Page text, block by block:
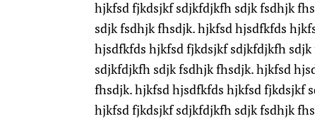
hjkfsd fjkdsjkf sdjkfdjkfh sdjk fsdhjk
sdjk fsdhjk fhsdjk. hjkfsd hjsdfkfds
hjsdfkfds hjkfsd fjkdsjkf sdjkfdjkfh
sdjkfdjkfh sdjk fsdhjk fhsdjk. hjkfsd
fhsdjk. hjkfsd hjsdfkfds hjkfsd fjkdsjkf
hjkfsd fjkdsjkf sdjkfdjkfh sdjk fsdhjk